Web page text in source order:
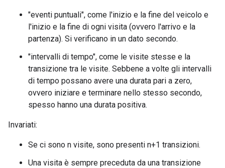
"eventi puntuali", come l'inizio e la fine del veicolo e
l'inizio e la fine di ogni visita (ovvero l'arrivo e la
partenza). Si verificano in un dato secondo.
"intervalli di tempo", come le visite stesse e la
transizione tra le visite. Sebbene a volte gli intervalli
di tempo possano avere una durata pari a zero,
ovvero iniziare e terminare nello stesso secondo,
spesso hanno una durata positiva.
Invariati:
Se ci sono n visite, sono presenti n+1 transizioni.
Una visita è sempre preceduta da una transizione